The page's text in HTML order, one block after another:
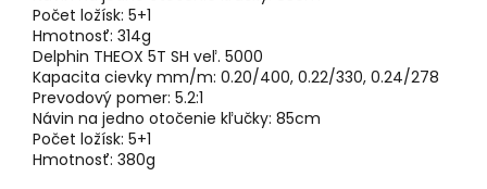
Počet ložísk: 5+1
Hmotnosť: 314g
Delphin THEOX 5T SH veľ. 5000
Kapacita cievky mm/m: 0.20/400, 0.22/330, 0.24/278
Prevodový pomer: 5.2:1
Návin na jedno otočenie kľučky: 85cm
Počet ložísk: 5+1
Hmotnosť: 380g